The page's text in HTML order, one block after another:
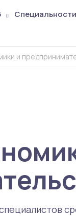
Специальности
и